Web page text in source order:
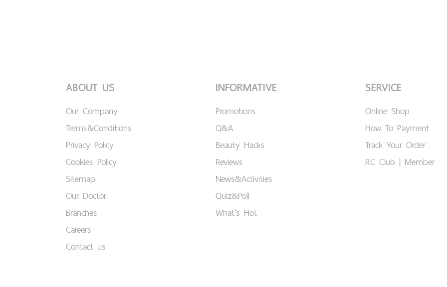
ABOUT US
Our Company
Terms&Conditions
Privacy Policy
Cookies Policy
Sitemap
Our Doctor
Branches
Careers
Contact us
INFORMATIVE
Promotions
Q&A
Beauty Hacks
Reviews
News&Activities
Quiz&Poll
What's Hot
SERVICE
Online Shop
How To Payment
Track Your Order
RC Club | Member